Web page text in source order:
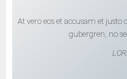
At vero eos et accusam et justo
gubergren, no